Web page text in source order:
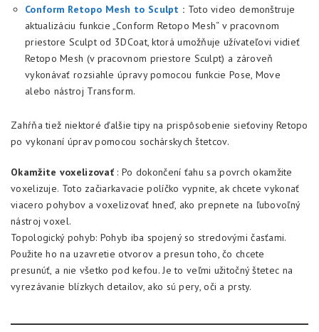
Conform Retopo Mesh to Sculpt : Toto video demonštruje
aktualizáciu funkcie „Conform Retopo Mesh“ v pracovnom
priestore Sculpt od 3DCoat, ktorá umožňuje užívateľovi vidieť
Retopo Mesh (v pracovnom priestore Sculpt) a zároveň
vykonávať rozsiahle úpravy pomocou funkcie Pose, Move
alebo nástroj Transform.
Zahŕňa tiež niektoré ďalšie tipy na prispôsobenie sieťoviny Retopo
po vykonaní úprav pomocou sochárskych štetcov.
Okamžite voxelizovať: Po dokončení ťahu sa povrch okamžite
voxelizuje. Toto začiarkavacie políčko vypnite, ak chcete vykonať
viacero pohybov a voxelizovať hneď, ako prepnete na ľubovoľný
nástroj voxel.
Topologický pohyb: Pohyb iba spojený so stredovými časťami.
Použite ho na uzavretie otvorov a presun toho, čo chcete
presunúť, a nie všetko pod kefou. Je to veľmi užitočný štetec na
vyrezávanie blízkych detailov, ako sú pery, oči a prsty.